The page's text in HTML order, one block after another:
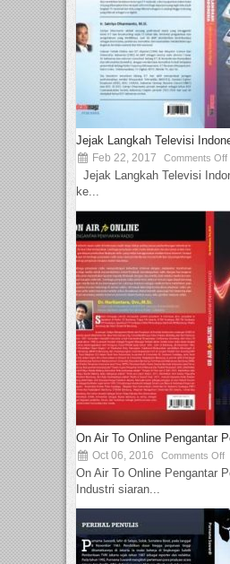
Jejak Langkah Televisi
Feb 22, 2017 Comments Off
Jejak Langkah Televisi
ke...
On Air To Online Pengantar
Oct 06, 2016 Comments Off
On Air To Online Pengantar
Industri siaran...